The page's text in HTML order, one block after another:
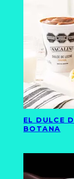
EL DULCE
BOTANA